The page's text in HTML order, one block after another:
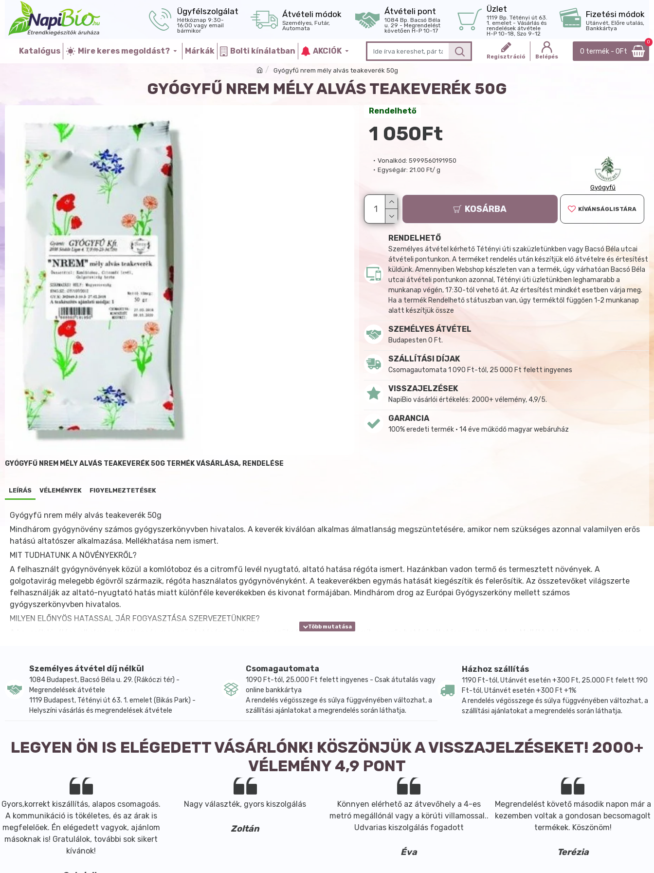
Ügyfélszolgálat
Hétköznap 9:30-
16:00 vagy email
bármikor
Átvételi módok
Személyes, Futár,
Automata
Átvételi pont
1084 Bp. Bacsó Béla
u. 29 - Megrendelést
követően H-P 10-17
Üzlet
1119 Bp. Tétényi út 63.
1. emelet - Vásárlás és
rendelések átvétele
H-P 10-18, Szo 9-12
Fizetési módok
Utánvét, Előre utalás,
Bankkártya
Katalógus Mire keres megoldást? Márkák Bolti kínálatban AKCIÓK
Regisztráció Belépés
0 termék - 0Ft
0
Gyógyfű nrem mély alvás teakeverék 50g
GYÓGYFŰ NREM MÉLY ALVÁS TEAKEVERÉK 50G
Vonalkód: 5999560191950
Egységár: 21.00 Ft/ g
Gyógyfű
Rendelhető
1 050Ft
KOSÁRBA KÍVÁNSÁGLISTÁRA
RENDELHETŐ
Személyes átvétel kérhető Tétényi úti szaküzletünkben vagy Bacsó Béla utcai
átvételi pontunkon. A terméket rendelés után készítjük elő átvételre és értesítést
küldünk. Amennyiben Webshop készleten van a termék, úgy várhatóan Bacsó Béla
utcai átvételi pontunkon azonnal, Tétényi úti üzletünkben leghamarabb a
munkanap végén, 17:30-tól vehető át. Az értesítést mindkét esetben várja meg.
Ha a termék Rendelhető státuszban van, úgy terméktől függően 1-2 munkanap
alatt készítjük össze
SZEMÉLYES ÁTVÉTEL
Budapesten 0 Ft.
SZÁLLÍTÁSI DÍJAK
Csomagautomata 1 090 Ft-tól, 25 000 Ft felett ingyenes
VISSZAJELZÉSEK
NapiBio vásárlói értékelés: 2000+ vélemény, 4,9/5.
GARANCIA
100% eredeti termék • 14 éve működő magyar webáruház
GYÓGYFŰ NREM MÉLY ALVÁS TEAKEVERÉK 50G TERMÉK VÁSÁRLÁSA, RENDELÉSE
LEÍRÁS VÉLEMÉNYEK FIGYELMEZTETÉSEK
Gyógyfű nrem mély alvás teakeverék 50g
Mindhárom gyógynövény számos gyógyszerkönyvben hivatalos. A keverék kiválóan alkalmas álmatlanság megszüntetésére, amikor nem szükséges azonnal valamilyen erős
hatású altatószer alkalmazása. Mellékhatása nem ismert.
MIT TUDHATUNK A NÖVÉNYEKRŐL?
A felhasznált gyógynövények közül a komlótoboz és a citromfű levél nyugtató, altató hatása régóta ismert. Hazánkban vadon termő és termesztett növények. A
golgotavirág melegebb égövről származik, régóta használatos gyógynövényként. A teakeverékben egymás hatását kiegészítik és felerősítik. Az összetevőket világszerte
felhasználják az altató-nyugtató hatás miatt különféle keverékekben és kivonat formájában. Mindhárom drog az Európai Gyógyszerköny mellett számos
gyógyszerkönyvben hivatalos.
MILYEN ELŐNYÖS HATASSAL JÁR FOGYASZTÁSA SZERVEZETÜNKRE?
A keverék kiválóan alkalmas álmatlanság megszüntetésére, amikor nem szükséges azonnal valamilyen erős hatású altatószer alkalmazása. Mellékhatása jelenleg nem ismert.
Javasolt fogyasztási mennyiség: Lefekvés előtt 1-2 csészével.
Személyes átvétel díj nélkül
1084 Budapest, Bacsó Béla u. 29. (Rákóczi tér) -
Megrendelések átvétele
1119 Budapest, Tétényi út 63. 1. emelet (Bikás Park) -
Helyszíni vásárlás és megrendelések átvétele
Csomagautomata
1090 Ft-tól, 25.000 Ft felett ingyenes - Csak átutalás vagy
online bankkártya
A rendelés végösszege és súlya függvényében változhat, a
szállítási ajánlatokat a megrendelés során láthatja.
Házhoz szállítás
1190 Ft-tól, Utánvét esetén +300 Ft, 25.000 Ft felett 190
Ft-tól, Utánvét esetén +300 Ft +1%
A rendelés végösszege és súlya függvényében változhat, a
szállítási ajánlatokat a megrendelés során láthatja.
LEGYEN ÖN IS ELÉGEDETT VÁSÁRLÓNK! KÖSZÖNJÜK A VISSZAJELZÉSEKET! 2000+
VÉLEMÉNY 4,9 PONT
Gyors,korrekt kiszállítás, alapos csomagoás.
A kommunikáció is tökéletes, és az árak is
megfelelőek. Én elégedett vagyok, ajánlom
másoknak is! Gratulálok, további sok sikert
kívánok!
Nagy választék, gyors kiszolgálás
Zoltán
Könnyen elérhető az átvevőhely a 4-es
metró megállónál vagy a körúti villamossal..
Udvarias kiszolgálás fogadott
Éva
Megrendelést követő második napon már a
kezemben voltak a gondosan becsomagolt
termékek. Köszönöm!
Terézia